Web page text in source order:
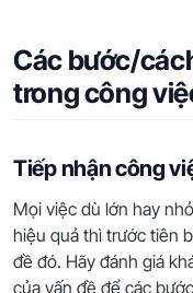
Các bước/
trong công
Tiếp nhận công
Mọi việc dù lớn hay
hiệu quả thì trước tiên
đề đó. Hãy đánh giá
của vấn đề để các